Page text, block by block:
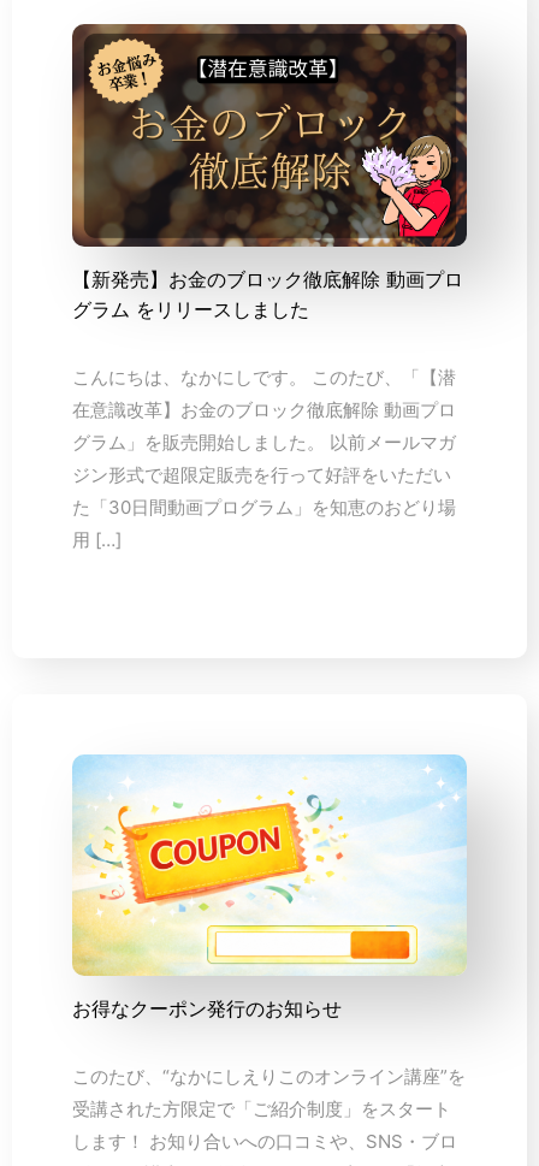
【新発売】お金のブロック徹底解除 動画プロ
グラム をリリースしました
こんにちは、なかにしです。 このたび、「【潜
在意識改革】お金のブロック徹底解除 動画プロ
グラム」を販売開始しました。 以前メールマガ
ジン形式で超限定販売を行って好評をいただい
た「30日間動画プログラム」を知恵のおどり場
用 […]
お得なクーポン発行のお知らせ
このたび、“なかにしえりこのオンライン講座”を
受講された方限定で「ご紹介制度」をスタート
します！ お知り合いへの口コミや、SNS・ブロ